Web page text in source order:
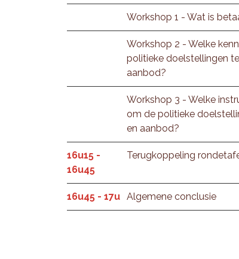
Workshop 1 - Wat is
Workshop 2 - Welke
politieke doelstellingen
aanbod?
Workshop 3 - Welke
om de politieke
en aanbod?
16u15 -
16u45
Terugkoppeling
16u45 - 17u Algemene conclusie